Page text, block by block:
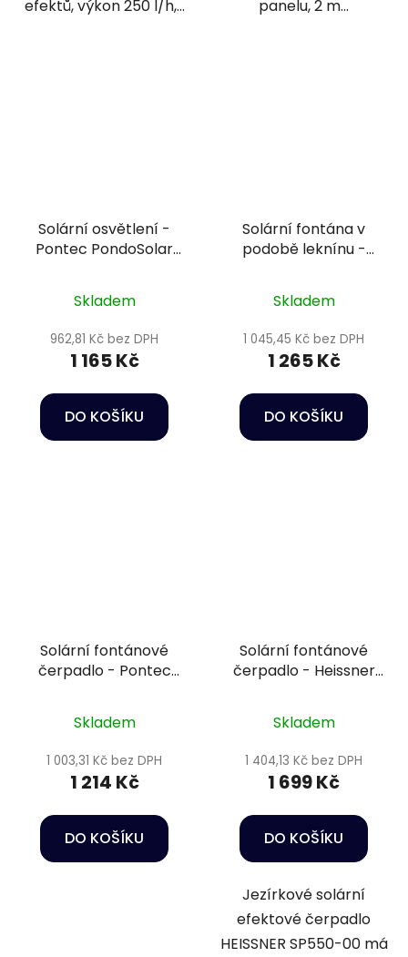
efektů, výkon 250 l/h,... panelu, 2 m...
Solární osvětlení -
Pontec PondoSolar
Skladem
962,81 Kč bez DPH
1 165 Kč
DO KOŠÍKU
Solární fontána v
podobě leknínu -
Skladem
1 045,45 Kč bez DPH
1 265 Kč
DO KOŠÍKU
Solární fontánové
čerpadlo - Pontec
Skladem
1 003,31 Kč bez DPH
1 214 Kč
DO KOŠÍKU
Solární fontánové
čerpadlo - Heissner
Skladem
1 404,13 Kč bez DPH
1 699 Kč
DO KOŠÍKU
Jezírkové solární
efektové čerpadlo
HEISSNER SP550-00 má